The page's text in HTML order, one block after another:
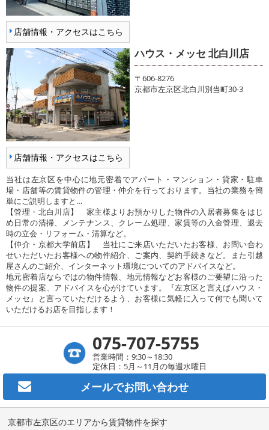
店舗情報・アクセスはこちら
店舗情報・アクセスはこちら
ハウス・メッセ 北白川店
〒606-8276
京都市左京区北白川別当町30-3
当社は左京区を中心に地元密着でアパート・マンション・貸家・駐車
場・店舗等の賃貸物件の管理・仲介を行っております。当社の業務を簡
単にご説明しますと…
【管理・北白川店】 家主様よりお預かりした物件の入居者募集をはじ
め日常の清掃、メンテナンス、クレーム処理、家賃等の入金管理、退去
時の立会・リフォーム・清算など。
【仲介・京都大学前店】 当社にご来店いただいたお客様、お問い合わ
せいただいたお客様への物件紹介、ご案内、契約手続きなど。また引越
屋さんのご紹介、インターネット環境についてのアドバイスなど。
地元密着店ならではの物件情報、地元情報などお客様のご要望に沿った
物件の提案、アドバイスを心がけています。『左京区と言えばハウス・
メッセ』と言っていただけるよう、お客様に気軽に入って何でも聞いて
いただけるお店を目指します！
075-707-5755
営業時間：9:30～18:30
定休日：5月～11月の毎週水曜日
メールでお問い合わせ
京都市左京区のエリアから賃貸物件を探す